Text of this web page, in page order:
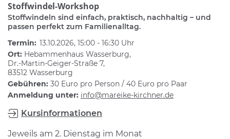
Stoffwindel-Workshop
Stoffwindeln sind einfach, praktisch, nachhaltig – und
passen perfekt zum Familienalltag.
Termin: 13.10.2026, 15:00 - 16:30 Uhr
Ort: Hebammenhaus Wasserburg,
Dr.-Martin-Geiger-Straße 7,
83512 Wasserburg
Gebühren: 30 Euro pro Person / 40 Euro pro Paar
Anmeldung unter: info@mareike-kirchner.de
Kursinformationen
Jeweils am 2. Dienstag im Monat